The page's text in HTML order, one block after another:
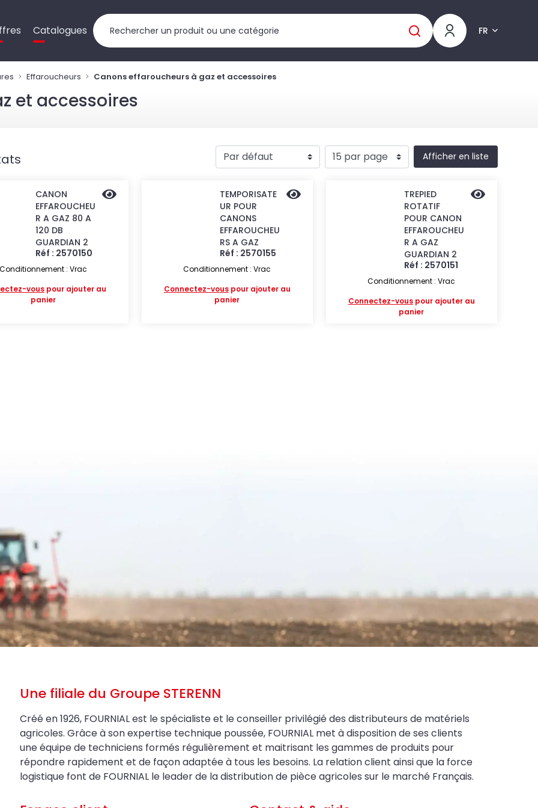
Catalogues FR
Effaroucheurs Canons effaroucheurs à gaz et accessoires
et accessoires
Afficher en liste
CANON
EFFAROUCHEU
R A GAZ 80 A
120 DB
GUARDIAN 2
Réf : 2570150
: Vrac
vous pour ajouter au
panier
TEMPORISATE
UR POUR
CANONS
EFFAROUCHEU
RS A GAZ
Réf : 2570155
Conditionnement : Vrac
Connectez-vouspour ajouter au
panier
TREPIED
ROTATIF
POUR CANON
EFFAROUCHEU
R A GAZ
GUARDIAN 2
Réf : 2570151
Conditionnement : Vrac
Connectez-vouspour ajouter au
panier
Une filiale du Groupe STERENN
Créé en 1926, FOURNIAL est le spécialiste et le conseiller privilégié des distributeurs de matériels
agricoles. Grâce à son expertise technique poussée, FOURNIAL met à disposition de ses clients
une équipe de techniciens formés régulièrement et maitrisant les gammes de produits pour
répondre rapidement et de façon adaptée à tous les besoins. La relation client ainsi que la force
logistique font de FOURNIAL le leader de la distribution de pièce agricoles sur le marché Français.